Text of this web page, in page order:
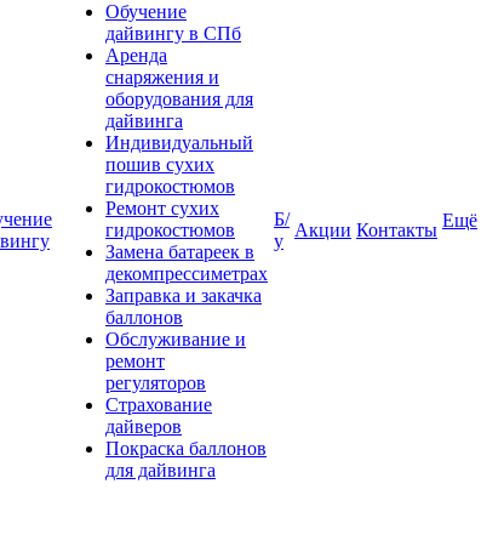
Обучение
дайвингу в СПб
Аренда
снаряжения и
оборудования для
дайвинга
Индивидуальный
пошив сухих
гидрокостюмов
Ремонт сухих
гидрокостюмов
Замена батареек в
декомпрессиметрах
Заправка и закачка
баллонов
Обслуживание и
ремонт
регуляторов
Страхование
дайверов
Покраска баллонов
для дайвинга
Б/
у
Акции Контакты Ещё